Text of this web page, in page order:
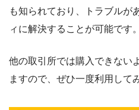
も知られており、トラブルが
ィに解決することが可能です。
他の取引所では購入できない
ますので、ぜひ一度利用して